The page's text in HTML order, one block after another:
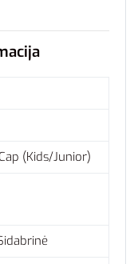
(Kids/Junior)